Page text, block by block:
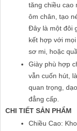
tăng chiều cao
ôm chân, tạo
Đây là một đôi
kết hợp với
sơ mi, hoặc
Giày phù hợp
vẫn cuốn hút,
quan trọng,
đẳng cấp.
CHI TIẾT SẢN PHẨM
Chiều Cao: